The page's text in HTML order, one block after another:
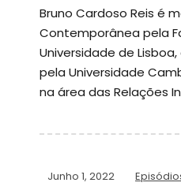
Bruno Cardoso Reis é
Contemporânea pela
Universidade de
pela Universidade
na área das Relações
Junho 1, 2022